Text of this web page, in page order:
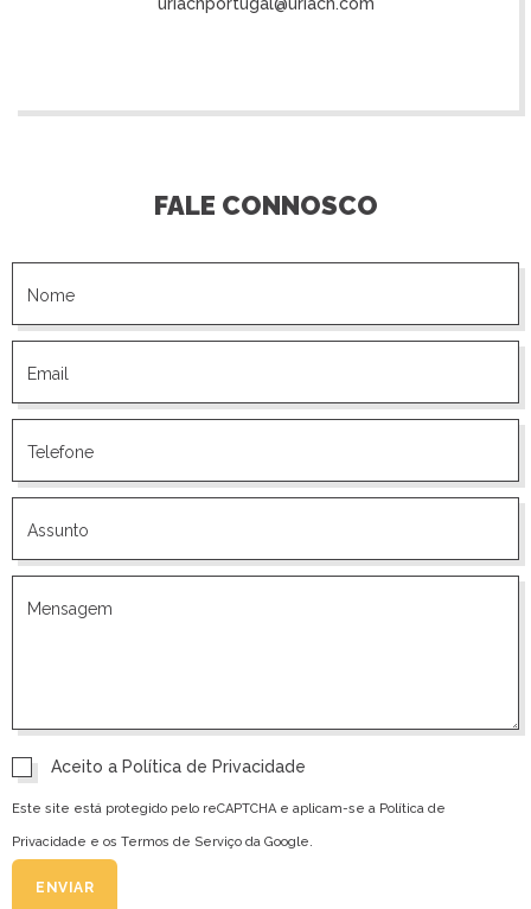
FALE CONNOSCO
Aceito a Política de Privacidade
Este site está protegido pelo reCAPTCHA e aplicam-se a Política de
Privacidade e os Termos de Serviço da Google.